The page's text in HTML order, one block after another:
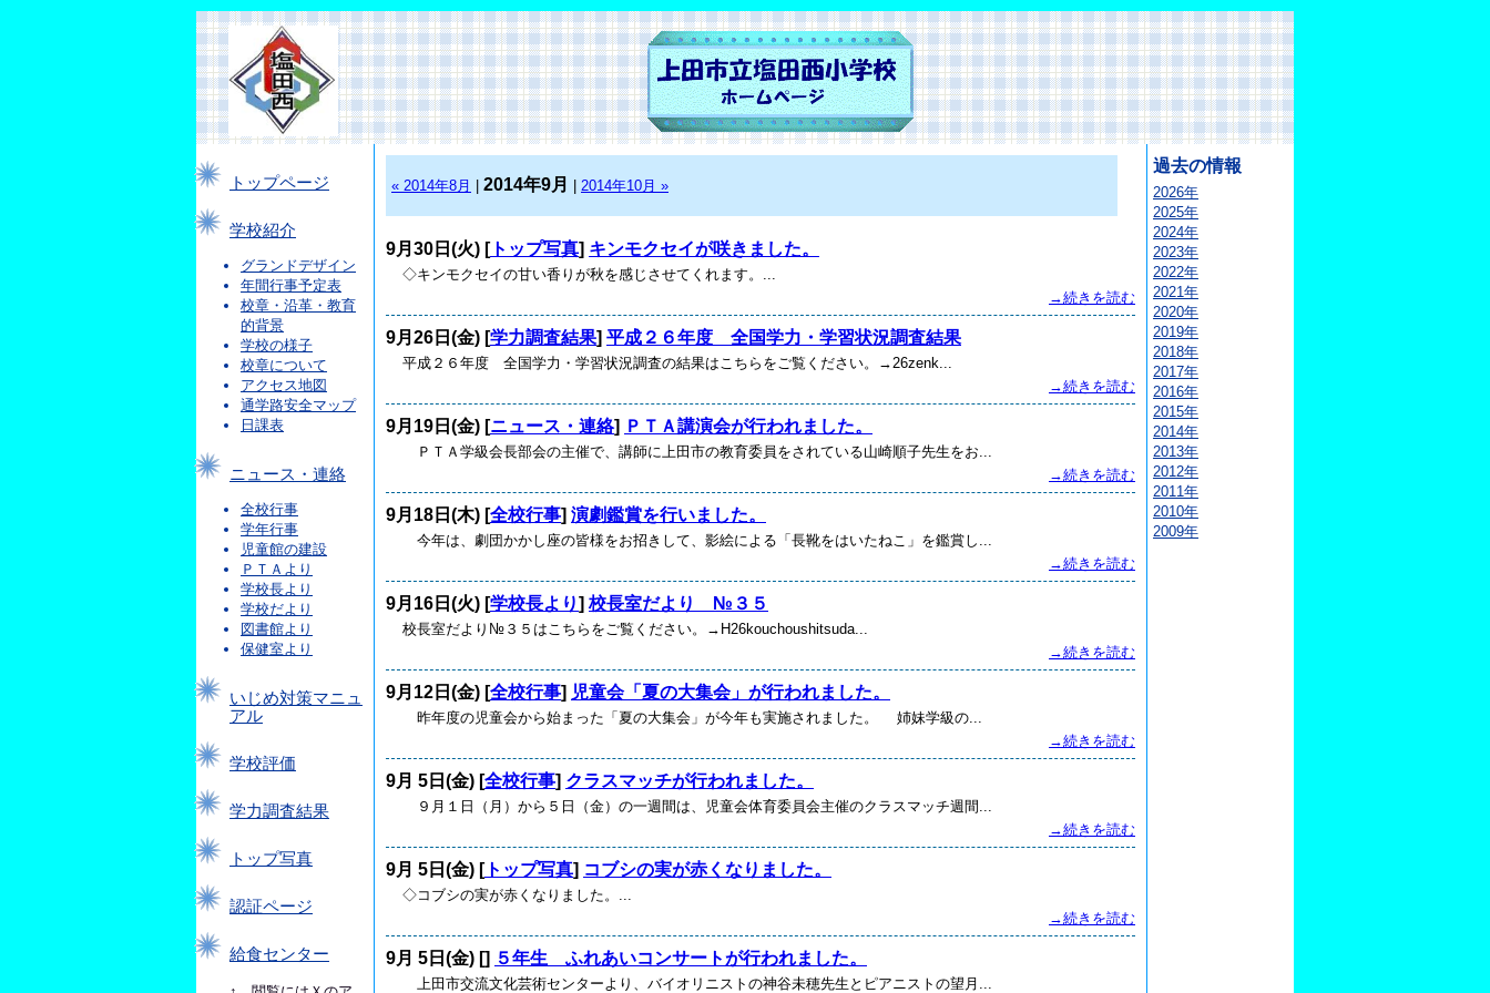
トップページ
学校紹介
グランドデザイン
年間行事予定表
校章・沿革・教育
的背景
学校の様子
校章について
アクセス地図
通学路安全マップ
日課表
ニュース・連絡
全校行事
学年行事
児童館の建設
ＰＴＡより
学校長より
学校だより
図書館より
保健室より
いじめ対策マニュ
アル
学校評価
学力調査結果
トップ写真
認証ページ
給食センター
« 2014年8月 2014年9月 2014年10月 »
9月30日(火) [トップ写真] キンモクセイが咲きました。
◇キンモクセイの甘い香りが秋を感じさせてくれます。...
→続きを読む
9月26日(金) [学力調査結果] 平成２６年度 全国学力・学習状況調査結果
平成２６年度 全国学力・学習状況調査の結果はこちらをご覧ください。→26zenk...
→続きを読む
9月19日(金) [ニュース・連絡] ＰＴＡ講演会が行われました。
ＰＴＡ学級会長部会の主催で、講師に上田市の教育委員をされている山崎順子先生をお...
→続きを読む
9月18日(木) [全校行事] 演劇鑑賞を行いました。
今年は、劇団かかし座の皆様をお招きして、影絵による「長靴をはいたねこ」を鑑賞し...
→続きを読む
9月16日(火) [学校長より] 校長室だより №３５
校長室だより№３５はこちらをご覧ください。→H26kouchoushitsuda...
→続きを読む
9月12日(金) [全校行事] 児童会「夏の大集会」が行われました。
昨年度の児童会から始まった「夏の大集会」が今年も実施されました。 姉妹学級の...
→続きを読む
9月 5日(金) [全校行事] クラスマッチが行われました。
９月１日（月）から５日（金）の一週間は、児童会体育委員会主催のクラスマッチ週間...
→続きを読む
9月 5日(金) [トップ写真] コブシの実が赤くなりました。
◇コブシの実が赤くなりました。...
→続きを読む
9月 5日(金) [] ５年生 ふれあいコンサートが行われました。
上田市交流文化芸術センターより、バイオリニストの神谷未穂先生とピアニストの望月...
過去の情報
2026年
2025年
2024年
2023年
2022年
2021年
2020年
2019年
2018年
2017年
2016年
2015年
2014年
2013年
2012年
2011年
2010年
2009年